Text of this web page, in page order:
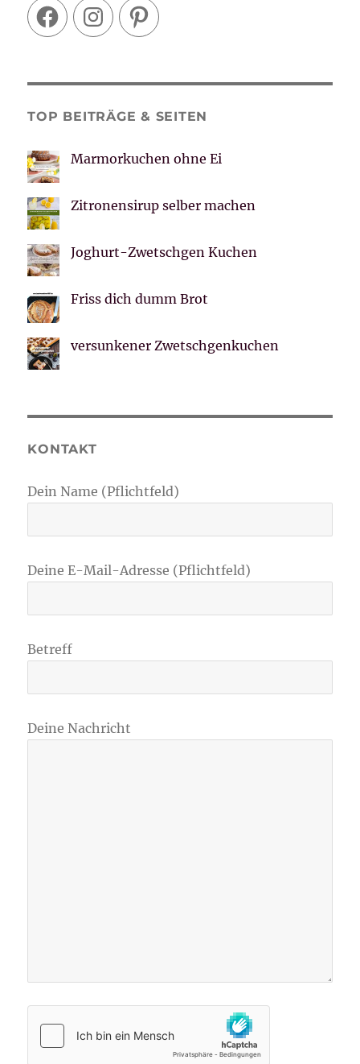
FacebookInstagramPinterest
TOP BEITRÄGE & SEITEN
Marmorkuchen ohne Ei
Zitronensirup selber machen
Joghurt-Zwetschgen Kuchen
Friss dich dumm Brot
versunkener Zwetschgenkuchen
KONTAKT
Dein Name (Pflichtfeld)
Deine E-Mail-Adresse (Pflichtfeld)
Betreff
Deine Nachricht